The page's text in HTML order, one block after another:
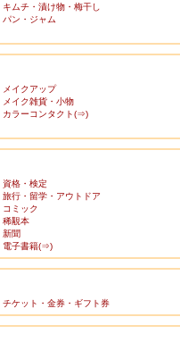
キムチ・漬け物・梅干し
パン・ジャム
メイクアップ
メイク雑貨・小物
カラーコンタクト(⇒)
資格・検定
旅行・留学・アウトドア
コミック
稀覯本
新聞
電子書籍(⇒)
チケット・金券・ギフト券